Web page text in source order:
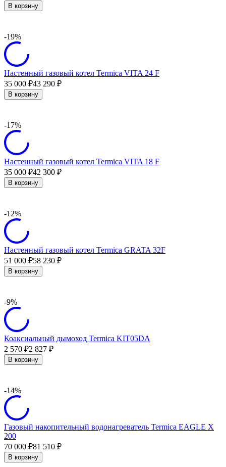
В корзину
-19%
Настенный газовый котел Termica VITA 24 F
35 000 ₽43 290 ₽
В корзину
-17%
Настенный газовый котел Termica VITA 18 F
35 000 ₽42 300 ₽
В корзину
-12%
Настенный газовый котел Termica GRATA 32F
51 000 ₽58 230 ₽
В корзину
-9%
Коаксиальный дымоход Termica KIT05DA
2 570 ₽2 827 ₽
В корзину
-14%
Газовый накопительный водонагреватель Termica EAGLE X
200
70 000 ₽81 510 ₽
В корзину